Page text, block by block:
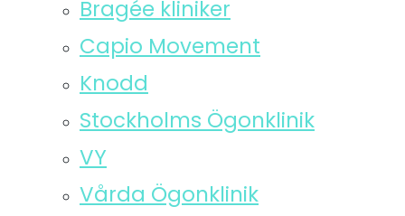
Bragée kliniker
Capio Movement
Knodd
Stockholms Ögonklinik
VY
Vårda Ögonklinik